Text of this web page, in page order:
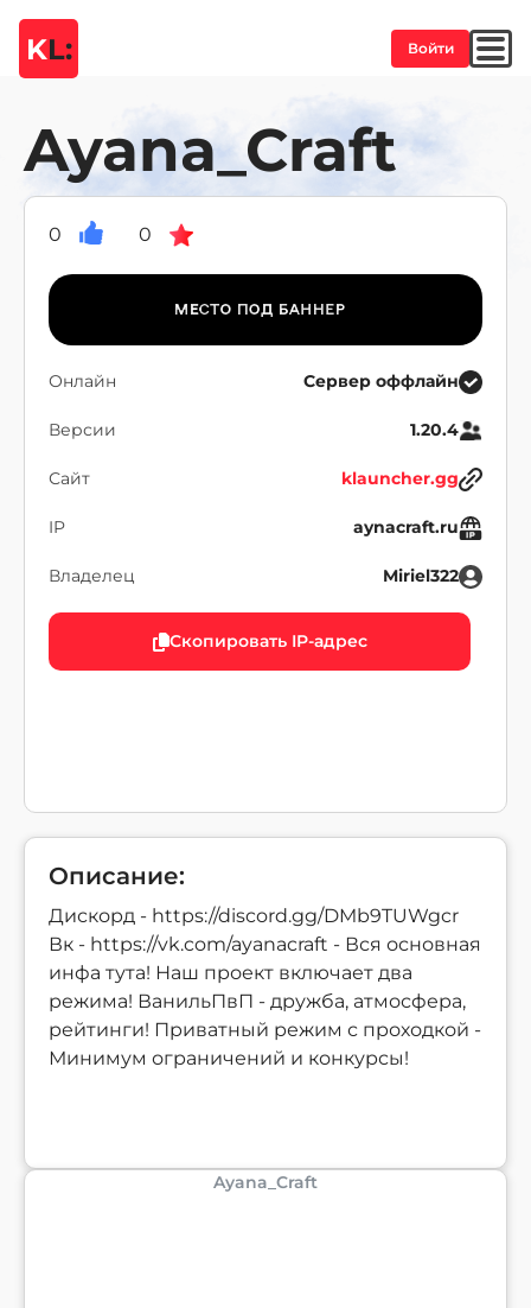
KL: Войти
Ayana_Craft
0 0
Онлайн Сервер оффлайн
Версии 1.20.4
Сайт klauncher.gg
IP aynacraft.ru
Владелец Miriel322
Скопировать IP-адрес
Описание:
Дискорд - https://discord.gg/DMb9TUWgcr
Вк - https://vk.com/ayanacraft - Вся основная
инфа тута! Наш проект включает два
режима! ВанильПвП - дружба, атмосфера,
рейтинги! Приватный режим с проходкой -
Минимум ограничений и конкурсы!
Ayana_Craft